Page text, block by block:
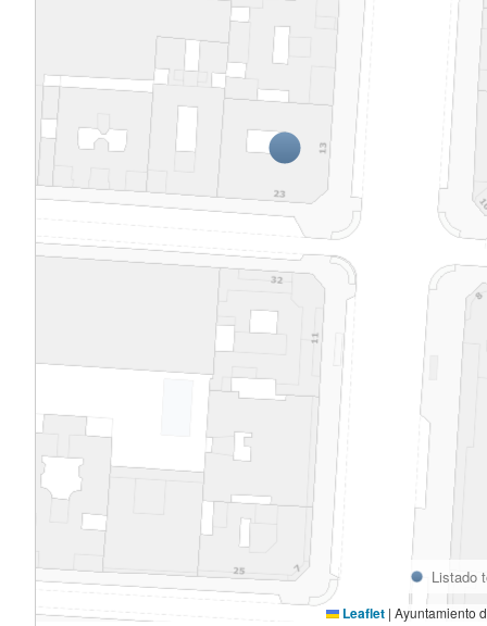
Listado
Leaflet | Ayuntamiento